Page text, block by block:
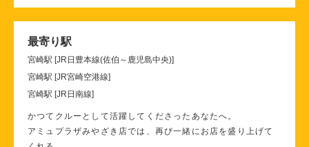
最寄り駅
宮崎駅 [JR日豊本線(佐伯～鹿児島中央)]
宮崎駅 [JR宮崎空港線]
宮崎駅 [JR日南線]
かつてクルーとして活躍してくださったあなたへ。
アミュプラザみやざき店では、再び一緒にお店を盛り上げて